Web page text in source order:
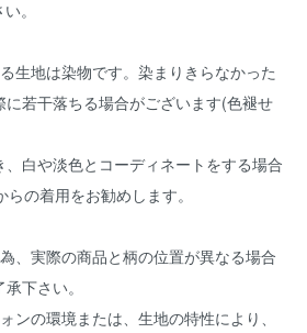
。
生地は染物です。染まりきらなかった
若干落ちる場合がございます(色褪せ
白や淡色とコーディネートをする場合
の着用をお勧めします。
、実際の商品と柄の位置が異なる場合
下さい。
ンの環境または、生地の特性により、